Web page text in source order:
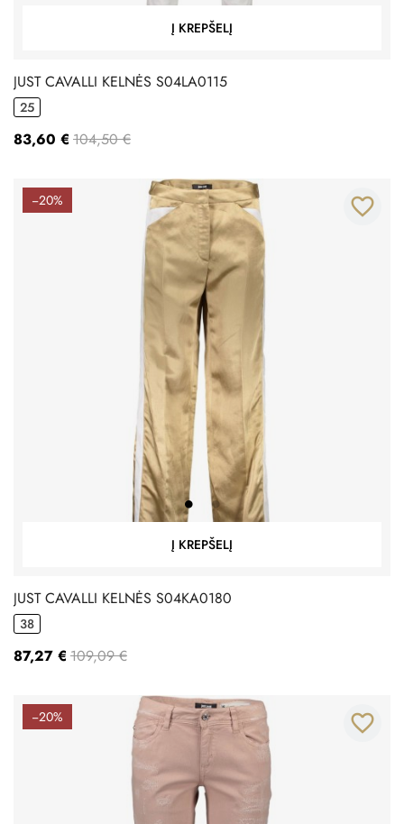
Į KREPŠELĮ
JUST CAVALLI KELNĖS S04LA0115
25
83,60 € 104,50 €
−20%
Į KREPŠELĮ
favorite_border
JUST CAVALLI KELNĖS S04KA0180
38
87,27 € 109,09 €
−20% favorite_border